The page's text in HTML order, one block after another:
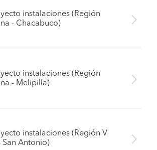
instalaciones (Región
- Chacabuco)
instalaciones (Región
- Melipilla)
instalaciones (Región V
San Antonio)